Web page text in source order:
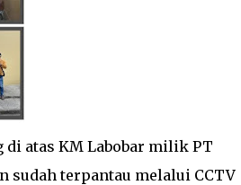
atas KM Labobar milik PT
sudah terpantau melalui CCTV